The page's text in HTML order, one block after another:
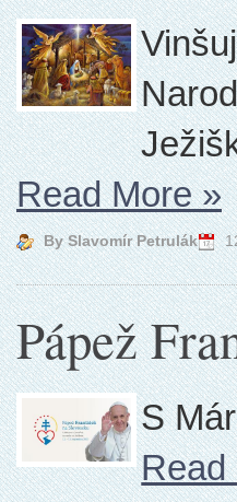
Read More»
By Slavomír Petrulák
Pápež
S